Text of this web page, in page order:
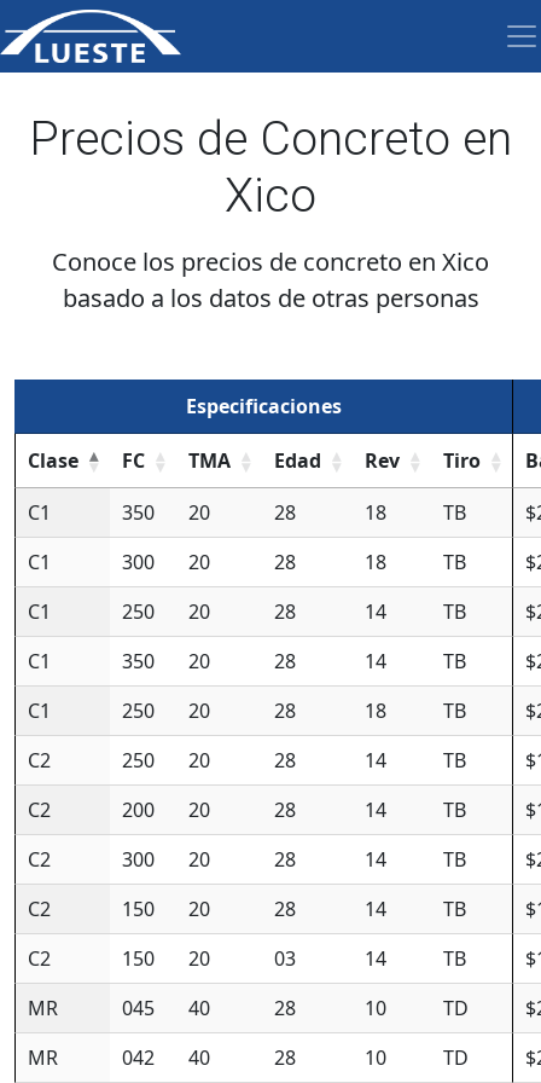
Precios de Concreto en
Xico
Conoce los precios de concreto en Xico
basado a los datos de otras personas
Especificaciones
Clase FC TMA Edad Rev Tiro
C1
350 20 28 18 TB
C1
300 20 28 18 TB
C1
250 20 28 14 TB
C1
350 20 28 14 TB
C1
250 20 28 18 TB
C2
250 20 28 14 TB
C2
200 20 28 14 TB
C2
300 20 28 14 TB
C2
150 20 28 14 TB
C2
150 20 03 14 TB
MR
045 40 28 10 TD
MR
042 40 28 10 TD